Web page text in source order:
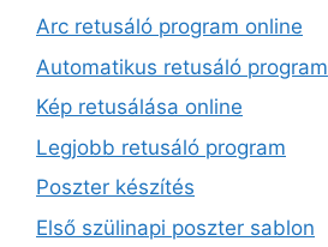
Arc retusáló program online
Automatikus retusáló program
Kép retusálása online
Legjobb retusáló program
Poszter készítés
Első szülinapi poszter sablon